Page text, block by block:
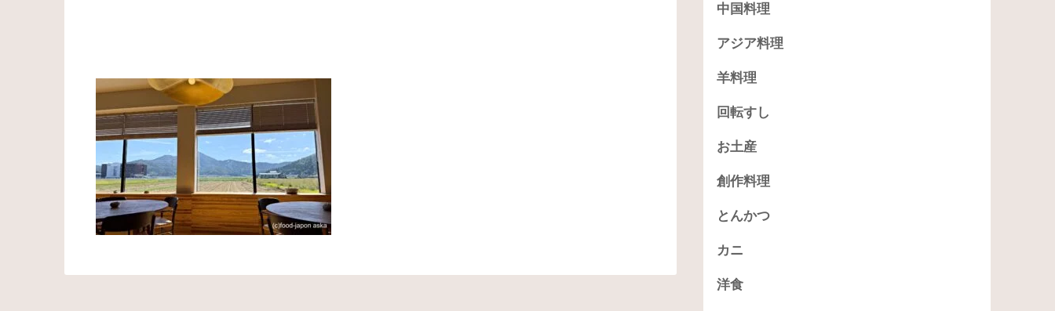
中国料理
アジア料理
羊料理
回転すし
お土産
創作料理
とんかつ
カニ
洋食